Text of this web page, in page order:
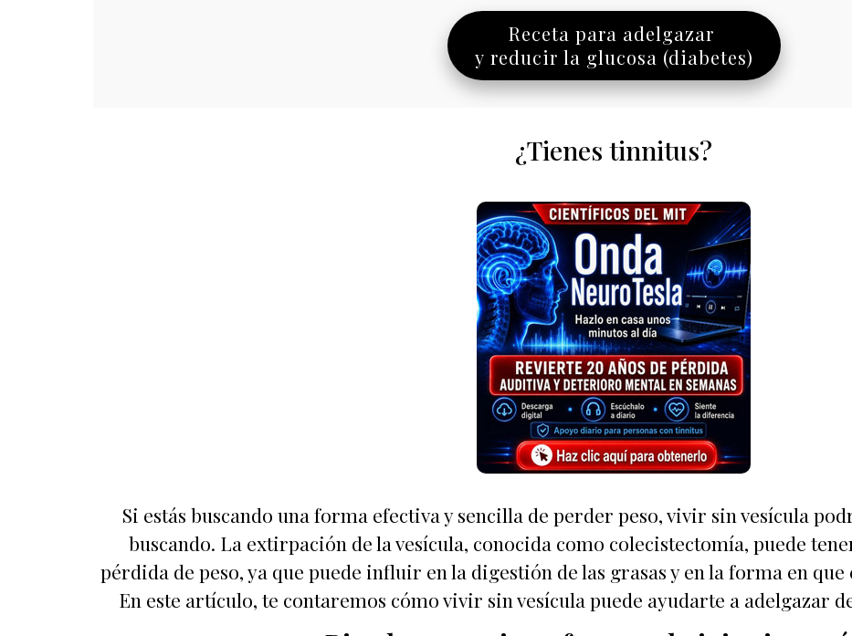
Receta para adelgazar
y reducir la glucosa (diabetes)
¿Tienes tinnitus?
Si estás buscando una forma efectiva y sencilla de perder peso, vivir sin vesícula
buscando. La extirpación de la vesícula, conocida como colecistectomía, puede
pérdida de peso, ya que puede influir en la digestión de las grasas y en la forma en
En este artículo, te contaremos cómo vivir sin vesícula puede ayudarte a adelgazar